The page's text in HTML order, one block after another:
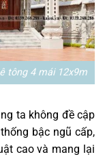
tông 4 mái 12x9m
ta không đề cập
bậc ngũ cấp,
cao và mang lại